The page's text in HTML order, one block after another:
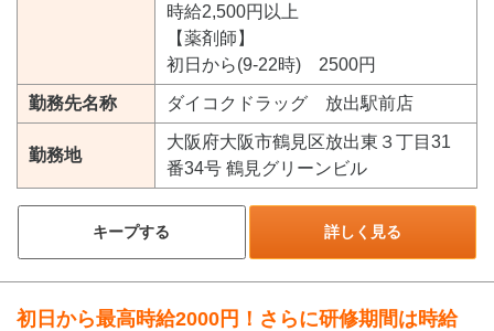
時給2,500円以上
【薬剤師】
初日から(9-22時) 2500円
勤務先名称 ダイコクドラッグ 放出駅前店
勤務地
大阪府大阪市鶴見区放出東３丁目31
番34号 鶴見グリーンビル
キープする 詳しく見る
初日から最高時給2000円！さらに研修期間は時給